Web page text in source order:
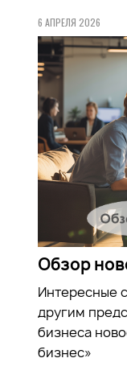
6 АПРЕЛЯ 2026
Обзор
Интересные
другим
бизнеса
бизнес»